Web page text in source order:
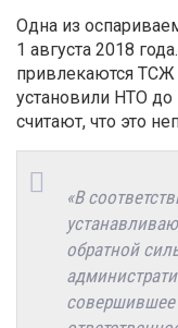
Одна из
1 августа 2018
привлекаются ТСЖ
установили НТО до
считают, что это
«В
обратной
совершившее